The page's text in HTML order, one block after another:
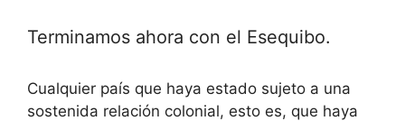
Terminamos ahora con el Esequibo.
Cualquier país que haya estado sujeto a una
sostenida relación colonial, esto es, que haya